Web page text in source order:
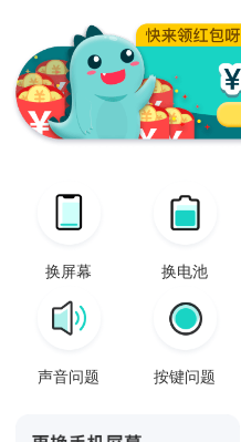
换屏幕 换电池
声音问题 按键问题